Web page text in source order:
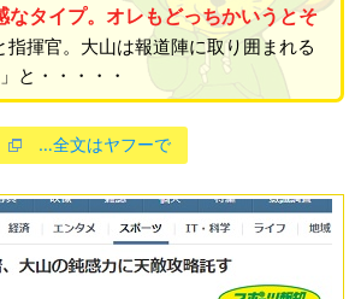
なタイプ。オレもどっちかいうとそ
指揮官。大山は報道陣に取り囲まれる
と・・・・・
…全文はヤフーで